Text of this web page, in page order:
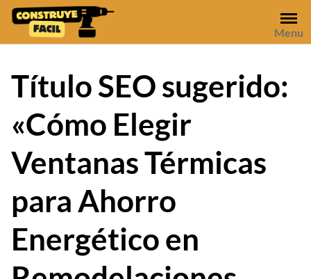
Skip
content
Menu
Título SEO sugerido:
«Cómo Elegir
Ventanas Térmicas
para Ahorro
Energético en